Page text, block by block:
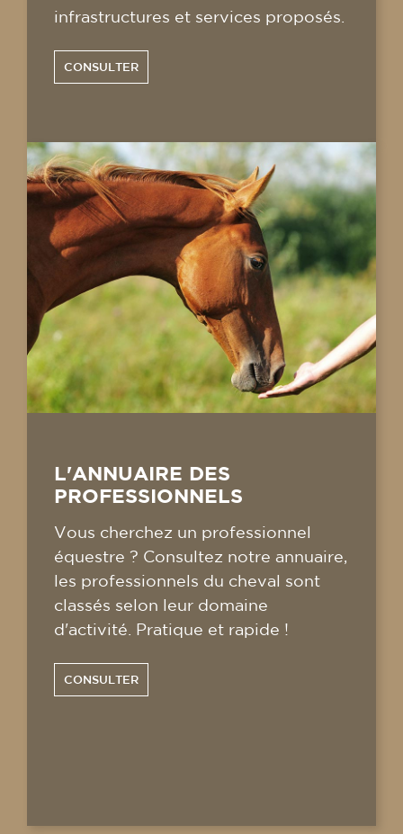
infrastructures et services proposés.
CONSULTER
L'ANNUAIRE DES
PROFESSIONNELS
Vous cherchez un professionnel
équestre ? Consultez notre annuaire,
les professionnels du cheval sont
classés selon leur domaine
d'activité. Pratique et rapide !
CONSULTER